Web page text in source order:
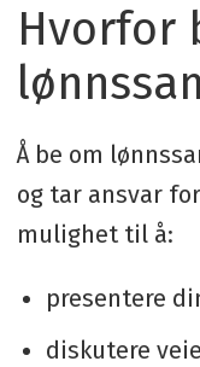
Hvorfor
Å be om
og tar ansvar
mulighet til å:
presentere
diskutere